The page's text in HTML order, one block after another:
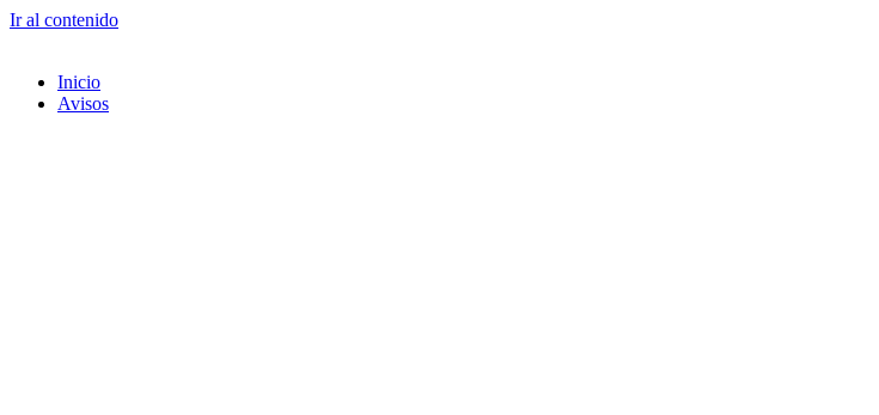
Ir al contenido
Inicio
Avisos